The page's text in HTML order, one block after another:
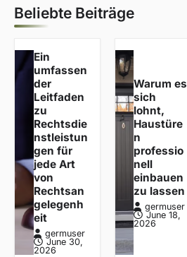
Beliebte Beiträge
Ein
umfassen
der
Leitfaden
zu
Rechtsdie
nstleistun
gen für
jede Art
von
Rechtsan
gelegenh
eit
germuser
June 30,
2026
Warum es
sich
lohnt,
Haustüre
n
professio
nell
einbauen
zu lassen
germuser
June 18,
2026